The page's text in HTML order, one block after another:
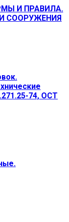
И ПРАВИЛА.
СООРУЖЕНИЯ
74, ОСТ